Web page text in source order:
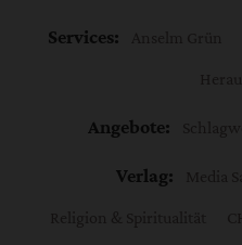
Services:
Angebote:
Verlag: